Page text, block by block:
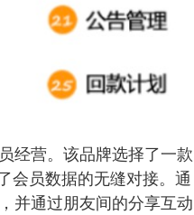
经营。该品牌选择了一款
会员数据的无缝对接。通
并通过朋友间的分享互动